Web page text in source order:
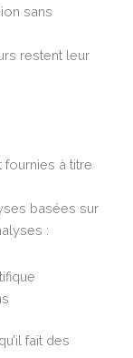
sans
restent leur
à titre
basées sur
:
fait des